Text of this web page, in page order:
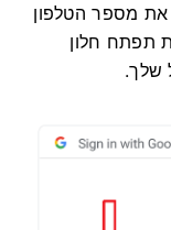
את מספר הטלפון
תפתח חלון
שלך.